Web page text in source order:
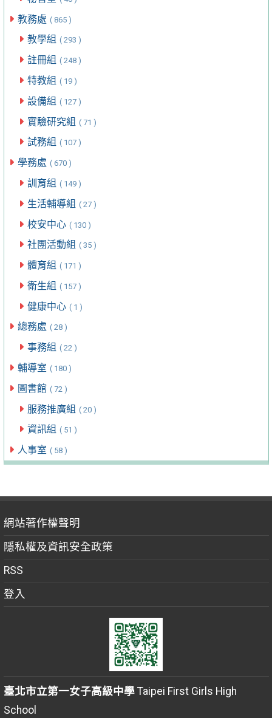
教務處 ( 865 )
教學組 ( 293 )
註冊組 ( 248 )
特教組 ( 19 )
設備組 ( 127 )
實驗研究組 ( 71 )
試務組 ( 107 )
學務處 ( 670 )
訓育組 ( 149 )
生活輔導組 ( 27 )
校安中心 ( 130 )
社團活動組 ( 35 )
體育組 ( 171 )
衛生組 ( 157 )
健康中心 ( 1 )
總務處 ( 28 )
事務組 ( 22 )
輔導室 ( 180 )
圖書館 ( 72 )
服務推廣組 ( 20 )
資訊組 ( 51 )
人事室 ( 58 )
網站著作權聲明
隱私權及資訊安全政策
RSS
登入
臺北市立第一女子高級中學Taipei First Girls High
School